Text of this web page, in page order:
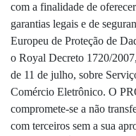
com a finalidade de
garantias legais e de
Europeu de Proteção de
o Royal Decreto 1720/
de 11 de julho, sobre
Comércio Eletrônico. O
compromete-se a não
com terceiros sem a sua